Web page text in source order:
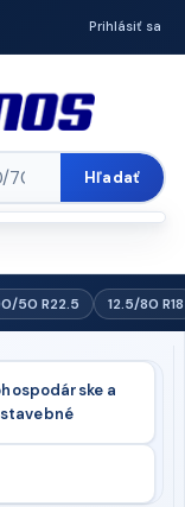
Prihlásiť sa
Hľadať
50 R22.5 12.5/80 R18
a
stavebné